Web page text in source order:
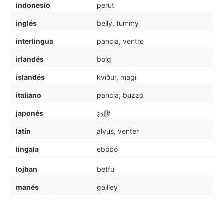
indonesio perut
inglés belly, tummy
interlingua pancia, ventre
irlandés bolg
islandés kviður, magi
italiano pancia, buzzo
japonés お腹
latín alvus, venter
lingala ebóbó
lojban betfu
manés gailley